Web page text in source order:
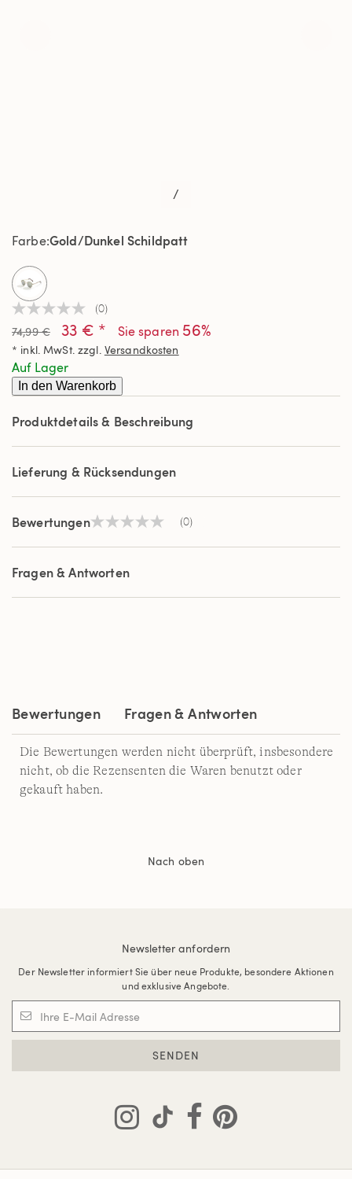
/
Kein
Beurteilungswert
Link
auf
derselben
Seite.
(0)
74,99 € 33 € * Sie sparen 56%
* inkl. MwSt. zzgl. Versandkosten
FarbeGold/Dunkel Schildpatt
selected
Auf Lager
In den Warenkorb
Produktdetails & Beschreibung
Lieferung & Rücksendungen
BewertungenKein
Link
derselben
(0)
Fragen & Antworten
Bewertungen Fragen & Antworten
Die Bewertungen werden nicht überprüft, insbesondere
nicht, ob die Rezensenten die Waren benutzt oder
gekauft haben.
Nach oben
Newsletter anfordern
Der Newsletter informiert Sie über neue Produkte, besondere Aktionen
und exklusive Angebote.
SENDEN